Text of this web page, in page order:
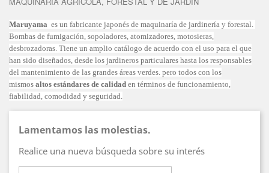
Maruyama es un fabricante japonés de maquinaría de jardinería y forestal.
Bombas de fumigación, sopoladores, atomizadores, motosieras,
desbrozadoras. Tiene un amplio catálogo de acuerdo con el uso para el que
han sido diseñados, desde los jardineros particulares hasta los responsables
del mantenimiento de las grandes áreas verdes. pero todos con los
mismos altos estándares de calidad en términos de funcionamiento,
fiabilidad, comodidad y seguridad.
Lamentamos las molestias.
Realice una nueva búsqueda sobre su interés